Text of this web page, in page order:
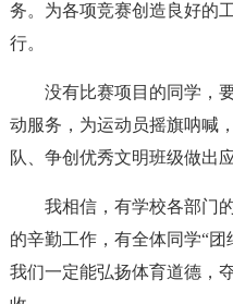
务。为各项竞赛创造良好的
行。
没有比赛项目的同学，
动服务，为运动员摇旗呐喊
队、争创优秀文明班级做出
我相信，有学校各部门
的辛勤工作，有全体同学“团
我们一定能弘扬体育道德，